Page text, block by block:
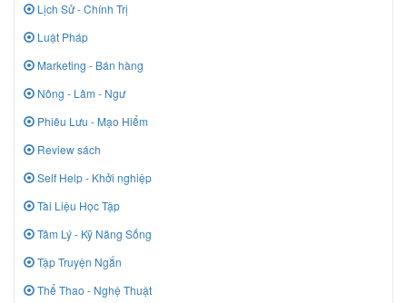
Lịch Sử - Chính Trị
Luật Pháp
Marketing - Bán hàng
Nông - Lâm - Ngư
Phiêu Lưu - Mạo Hiểm
Review sách
Self Help - Khởi nghiệp
Tài Liệu Học Tập
Tâm Lý - Kỹ Năng Sống
Tập Truyện Ngắn
Thể Thao - Nghệ Thuật